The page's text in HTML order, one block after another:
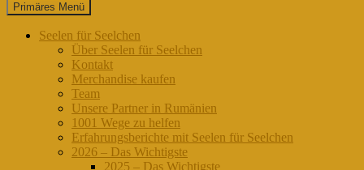
Seelen für Seelchen
Primäres Menü
Seelen für Seelchen
Über Seelen für Seelchen
Kontakt
Merchandise kaufen
Team
Unsere Partner in Rumänien
1001 Wege zu helfen
Erfahrungsberichte mit Seelen für Seelchen
2026 – Das Wichtigste
2025 – Das Wichtigste